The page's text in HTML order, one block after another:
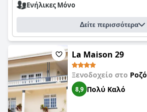
Ενήλικες Μόνο
Δείτε περισσότερα
La Maison 29
Ξενοδοχείο στο Ροζό
8,9 Πολύ Καλό